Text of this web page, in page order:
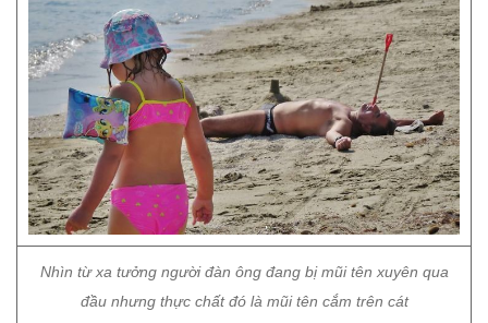
Nhìn từ xa tưởng người đàn ông đang bị mũi tên xuyên qua
đầu nhưng thực chất đó là mũi tên cắm trên cát